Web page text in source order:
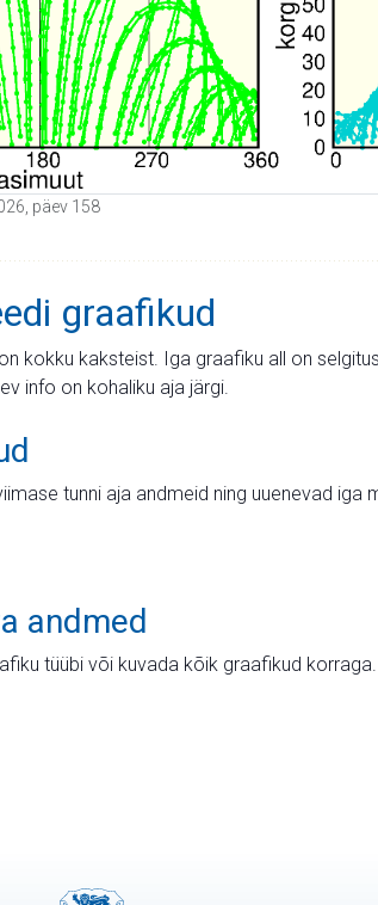
päev 158
graafikud
kokku kaksteist. Iga graafiku all on
info on kohaliku aja järgi.
tunni aja andmeid ning uuenevad iga
andmed
tüübi või kuvada kõik graafikud